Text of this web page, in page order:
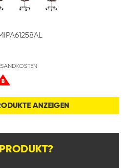
B
ANZEIGEN